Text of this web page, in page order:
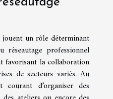
un rôle déterminant
réseautage professionnel
favorisant la collaboration
de secteurs variés. Au
d’organiser des